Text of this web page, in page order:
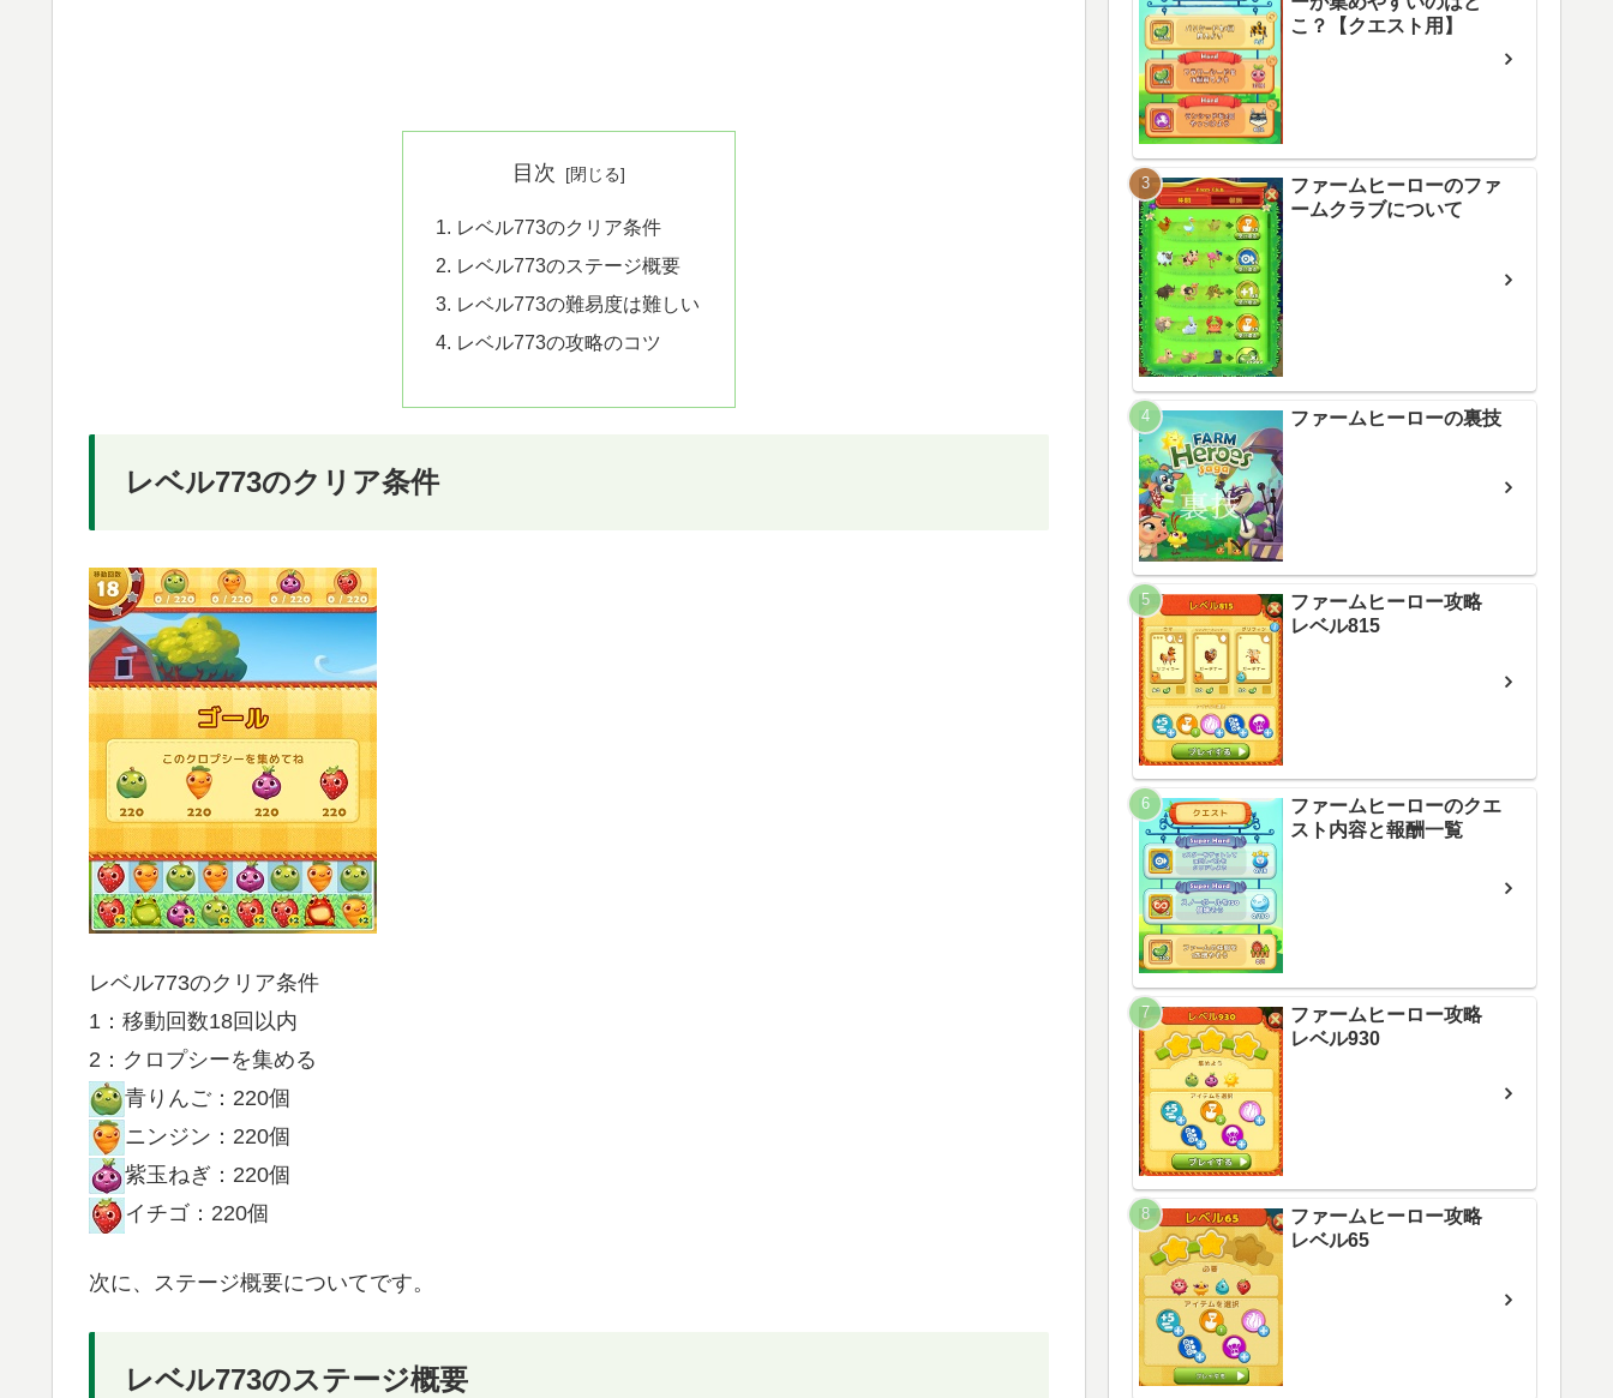
目次
レベル773のクリア条件
レベル773のステージ概要
レベル773の難易度は難しい
レベル773の攻略のコツ
レベル773のクリア条件
レベル773のクリア条件
1：移動回数18回以内
2：クロプシーを集める
青りんご：220個
ニンジン：220個
紫玉ねぎ：220個
イチゴ：220個
次に、ステージ概要についてです。
レベル773のステージ概要
こ？【クエスト用】
ファームヒーローのファ
ームクラブについて
ファームヒーローの裏技
ファームヒーロー攻略
レベル815
ファームヒーローのクエ
スト内容と報酬一覧
ファームヒーロー攻略
レベル930
ファームヒーロー攻略
レベル65